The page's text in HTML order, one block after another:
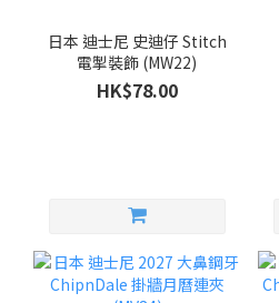
日本 迪士尼 史迪仔 Stitch
電掣裝飾 (MW22)
HK$78.00